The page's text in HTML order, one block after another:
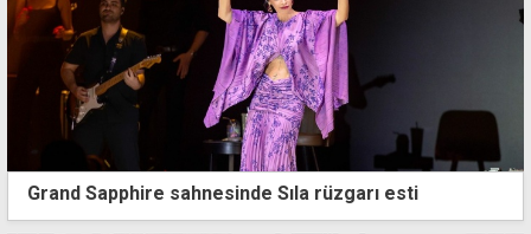
Grand Sapphire sahnesinde Sıla rüzgarı esti